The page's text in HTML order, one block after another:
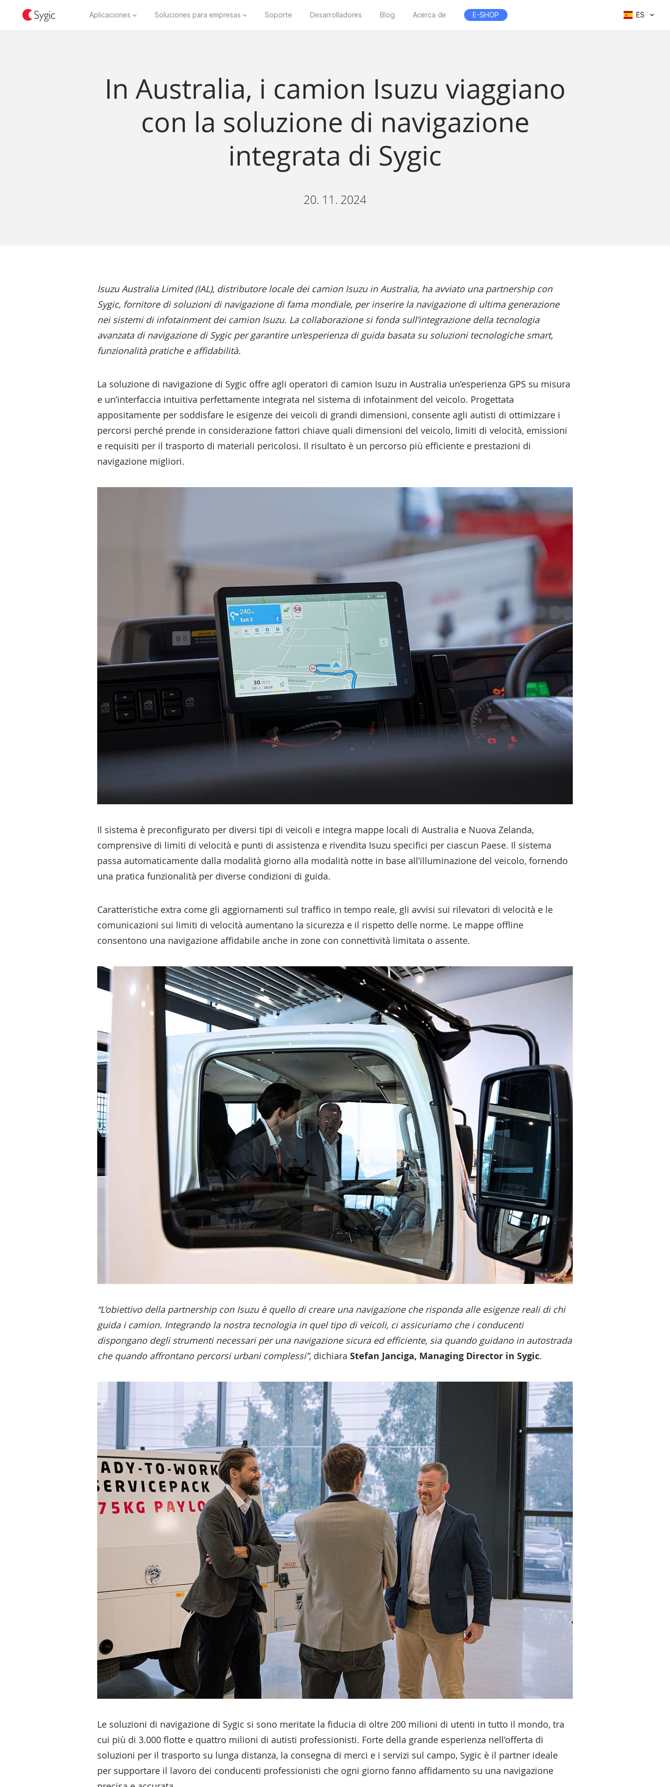
Aplicaciones Soluciones para empresas Soporte Desarrolladores Blog Acerca de E-SHOP ES
In Australia, i camion Isuzu viaggiano
con la soluzione di navigazione
integrata di Sygic
20. 11. 2024
Isuzu Australia Limited (IAL), distributore locale dei camion Isuzu in Australia, ha avviato una partnership con
Sygic, fornitore di soluzioni di navigazione di fama mondiale, per inserire la navigazione di ultima generazione
nei sistemi di infotainment dei camion Isuzu. La collaborazione si fonda sull’integrazione della tecnologia
avanzata di navigazione di Sygic per garantire un’esperienza di guida basata su soluzioni tecnologiche smart,
funzionalità pratiche e affidabilità.
La soluzione di navigazione di Sygic offre agli operatori di camion Isuzu in Australia un’esperienza GPS su misura
e un’interfaccia intuitiva perfettamente integrata nel sistema di infotainment del veicolo. Progettata
appositamente per soddisfare le esigenze dei veicoli di grandi dimensioni, consente agli autisti di ottimizzare i
percorsi perché prende in considerazione fattori chiave quali dimensioni del veicolo, limiti di velocità, emissioni
e requisiti per il trasporto di materiali pericolosi. Il risultato è un percorso più efficiente e prestazioni di
navigazione migliori.
Il sistema è preconfigurato per diversi tipi di veicoli e integra mappe locali di Australia e Nuova Zelanda,
comprensive di limiti di velocità e punti di assistenza e rivendita Isuzu specifici per ciascun Paese. Il sistema
passa automaticamente dalla modalità giorno alla modalità notte in base all’illuminazione del veicolo, fornendo
una pratica funzionalità per diverse condizioni di guida.
Caratteristiche extra come gli aggiornamenti sul traffico in tempo reale, gli avvisi sui rilevatori di velocità e le
comunicazioni sui limiti di velocità aumentano la sicurezza e il rispetto delle norme. Le mappe offline
consentono una navigazione affidabile anche in zone con connettività limitata o assente.
“L’obiettivo della partnership con Isuzu è quello di creare una navigazione che risponda alle esigenze reali di chi
guida i camion. Integrando la nostra tecnologia in quel tipo di veicoli, ci assicuriamo che i conducenti
dispongano degli strumenti necessari per una navigazione sicura ed efficiente, sia quando guidano in autostrada
che quando affrontano percorsi urbani complessi”, dichiara Stefan Janciga, Managing Director in Sygic.
Le soluzioni di navigazione di Sygic si sono meritate la fiducia di oltre 200 milioni di utenti in tutto il mondo, tra
cui più di 3.000 flotte e quattro milioni di autisti professionisti. Forte della grande esperienza nell’offerta di
soluzioni per il trasporto su lunga distanza, la consegna di merci e i servizi sul campo, Sygic è il partner ideale
per supportare il lavoro dei conducenti professionisti che ogni giorno fanno affidamento su una navigazione